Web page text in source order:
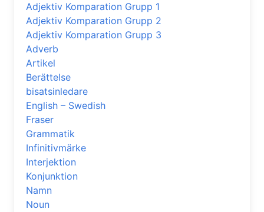
Adjektiv Komparation Grupp 1
Adjektiv Komparation Grupp 2
Adjektiv Komparation Grupp 3
Adverb
Artikel
Berättelse
bisatsinledare
English – Swedish
Fraser
Grammatik
Infinitivmärke
Interjektion
Konjunktion
Namn
Noun